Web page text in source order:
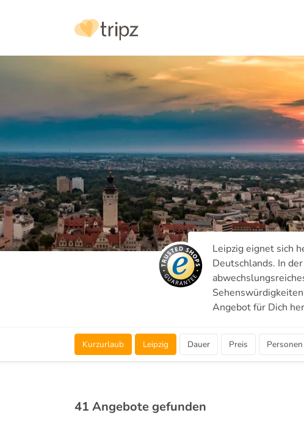
Leipzig eignet sich
Deutschlands. In
Angebot für Dich
Kurzurlaub Leipzig Dauer Preis Personen
41 Angebote gefunden